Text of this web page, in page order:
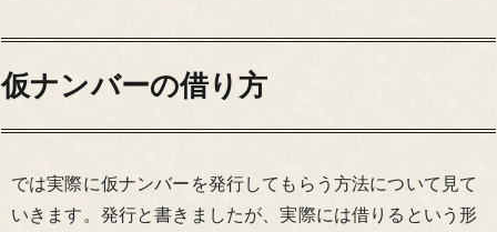
仮ナンバーの借り方
では実際に仮ナンバーを発行してもらう方法について見て
いきます。発行と書きましたが、実際には借りるという形